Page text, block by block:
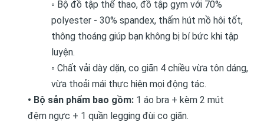
◦ Bộ đồ tập thể thao, đồ tập gym với 70%
polyester - 30% spandex, thấm hút mồ hôi tốt,
thông thoáng giúp bạn không bị bí bức khi tập
luyện.
◦ Chất vải dày dặn, co giãn 4 chiều vừa tôn dáng,
vừa thoải mái thực hiện mọi động tác.
• Bộ sản phẩm bao gồm: 1 áo bra + kèm 2 mút
đệm ngực + 1 quần legging đùi co giãn.